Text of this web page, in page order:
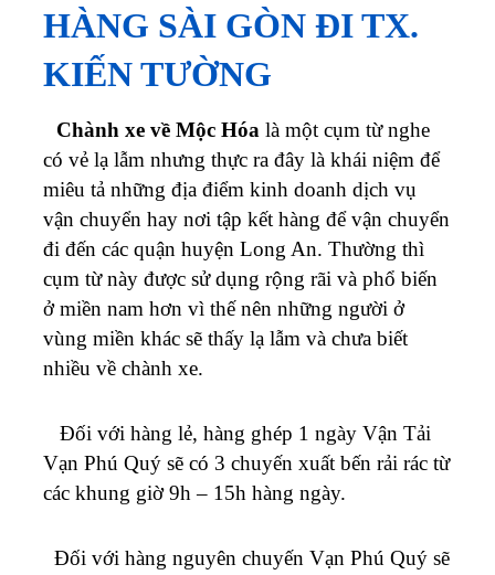
HÀNG SÀI GÒN ĐI TX.
KIẾN TƯỜNG
Chành xe về Mộc Hóa là một cụm từ nghe
có vẻ lạ lẫm nhưng thực ra đây là khái niệm để
miêu tả những địa điểm kinh doanh dịch vụ
vận chuyển hay nơi tập kết hàng để vận chuyển
đi đến các quận huyện Long An. Thường thì
cụm từ này được sử dụng rộng rãi và phổ biến
ở miền nam hơn vì thế nên những người ở
vùng miền khác sẽ thấy lạ lẫm và chưa biết
nhiều về chành xe.
Đối với hàng lẻ, hàng ghép 1 ngày Vận Tải
Vạn Phú Quý sẽ có 3 chuyến xuất bến rải rác từ
các khung giờ 9h – 15h hàng ngày.
Đối với hàng nguyên chuyến Vạn Phú Quý sẽ